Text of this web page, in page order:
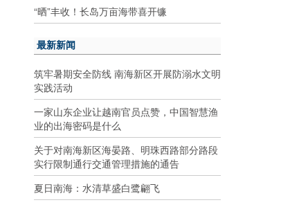
“晒”丰收！长岛万亩海带喜开镰
最新新闻
筑牢暑期安全防线 南海新区开展防溺水文明
实践活动
一家山东企业让越南官员点赞，中国智慧渔
业的出海密码是什么
关于对南海新区海晏路、明珠西路部分路段
实行限制通行交通管理措施的通告
夏日南海：水清草盛白鹭翩飞